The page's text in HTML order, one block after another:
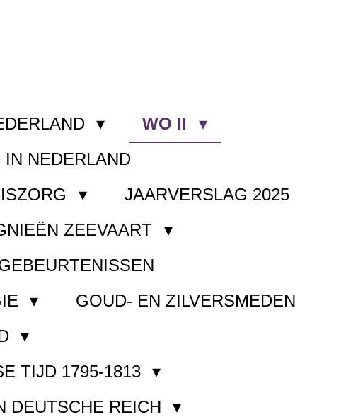
WO II
IN NEDERLAND
JAARVERSLAG 2025
ZEEVAART
GOUD- EN ZILVERSMEDEN
TIJD 1795-1813
DEUTSCHE REICH